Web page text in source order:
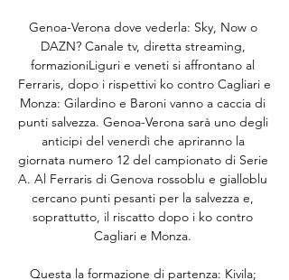
Genoa-Verona dove vederla: Sky, Now o
DAZN? Canale tv, diretta streaming,
formazioniLiguri e veneti si affrontano al
Ferraris, dopo i rispettivi ko contro Cagliari e
Monza: Gilardino e Baroni vanno a caccia di
punti salvezza. Genoa-Verona sarà uno degli
anticipi del venerdì che apriranno la
giornata numero 12 del campionato di Serie
A. Al Ferraris di Genova rossoblu e gialloblu
cercano punti pesanti per la salvezza e,
soprattutto, il riscatto dopo i ko contro
Cagliari e Monza.
Questa la formazione di partenza: Kivila;